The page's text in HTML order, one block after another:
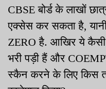
CBSE बोर्ड के लाखों
एक्सेस कर सकता है, यानी
ZERO है. आखिर ये कैसी
भरी पड़ी हैं और
स्कैन करने के लिए किस